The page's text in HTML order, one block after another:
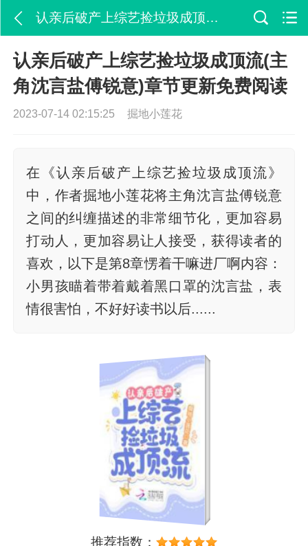
认亲后破产上综艺捡垃圾成顶流(主角沈言盐傅锐意)章节更新免费阅读
认亲后破产上综艺捡垃圾成顶流(主
角沈言盐傅锐意)章节更新免费阅读
2023-07-14 02:15:25 掘地小莲花
在《认亲后破产上综艺捡垃圾成顶流》
中，作者掘地小莲花将主角沈言盐傅锐意
之间的纠缠描述的非常细节化，更加容易
打动人，更加容易让人接受，获得读者的
喜欢，以下是第8章愣着干嘛进厂啊内容：
小男孩瞄着带着戴着黑口罩的沈言盐，表
情很害怕，不好好读书以后......
推荐指数：